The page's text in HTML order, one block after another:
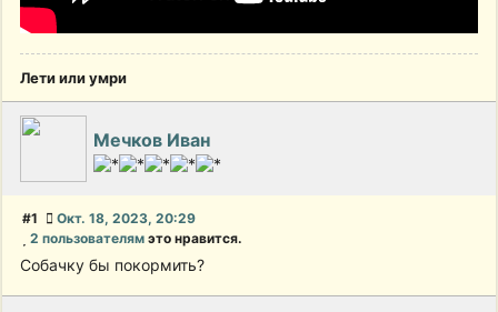
Лети или умри
Мечков Иван
#1
Окт. 18, 2023, 20:29
2 пользователям это нравится.
Собачку бы покормить?